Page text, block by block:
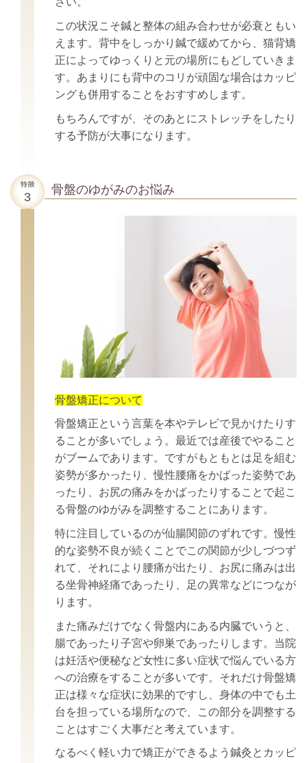
この状況こそ鍼と整体の組み合わせが必衰ともい
えます。 背中をしっかり鍼で緩めてから、猫背矯
正によってゆっくりと元の場所にもどしていきま
す。 あまりにも背中のコリが頑固な場合はカッピ
ングも併用することをおすすめします。
もちろんですが、そのあとにストレッチをしたり
する予防が大事になります。
骨盤のゆがみのお悩み
骨盤矯正について
骨盤矯正という言葉を本やテレビで見かけたりす
ることが多いでしょう。 最近では産後でやること
がブームであります。 ですがもともとは足を組む
姿勢が多かったり、慢性腰痛をかばった姿勢であ
ったり、 お尻の痛みをかばったりすることで起こ
る骨盤のゆがみを調整することにあります。
特に注目しているのが仙腸関節のずれです。慢性
的な姿勢不良が続くことでこの関節が少しづつず
れて、それにより腰痛が出たり、 お尻に痛みは出
る坐骨神経痛であったり、足の異常などにつなが
ります。
また痛みだけでなく骨盤内にある内臓でいうと、
腸であったり子宮や卵巣であったりします。 当院
は妊活や便秘など女性に多い症状で悩んでいる方
への治療をすることが多いです。 それだけ骨盤矯
正は様々な症状に効果的ですし、身体の中でも土
台を担っている場所なので、
この部分を調整する
ことはすごく大事だと考えています。
なるべく軽い力で矯正ができるよう鍼灸とカッピ